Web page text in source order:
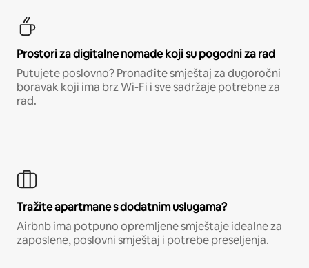
Prostori za digitalne nomade koji su pogodni za rad
Putujete poslovno? Pronađite smještaj za dugoročni
boravak koji ima brz Wi-Fi i sve sadržaje potrebne za
rad.
Tražite apartmane s dodatnim uslugama?
Airbnb ima potpuno opremljene smještaje idealne za
zaposlene, poslovni smještaj i potrebe preseljenja.